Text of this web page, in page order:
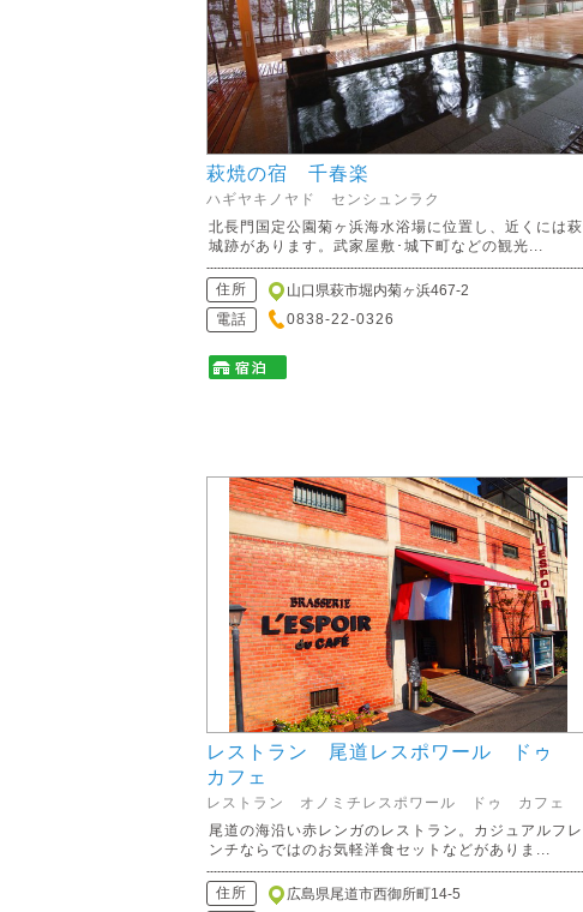
萩焼の宿 千春楽
ハギヤキノヤド センシュンラク
北長門国定公園菊ヶ浜海水浴場に位置し、近くには萩
城跡があります。武家屋敷･城下町などの観光...
住所
山口県萩市堀内菊ヶ浜467-2
電話
0838-22-0326
レストラン 尾道レスポワール ドゥ
カフェ
レストラン オノミチレスポワール ドゥ カフェ
尾道の海沿い赤レンガのレストラン。カジュアルフレ
ンチならではのお気軽洋食セットなどがありま...
住所
広島県尾道市西御所町14-5